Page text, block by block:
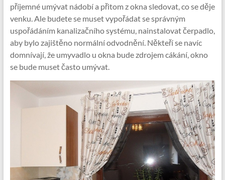
příjemné umývat nádobí a přitom z okna sledovat, co se děje
venku. Ale budete se muset vypořádat se správným
uspořádáním kanalizačního systému, nainstalovat čerpadlo,
aby bylo zajištěno normální odvodnění. Někteří se navíc
domnívají, že umyvadlo u okna bude zdrojem cákání, okno
se bude muset často umývat.